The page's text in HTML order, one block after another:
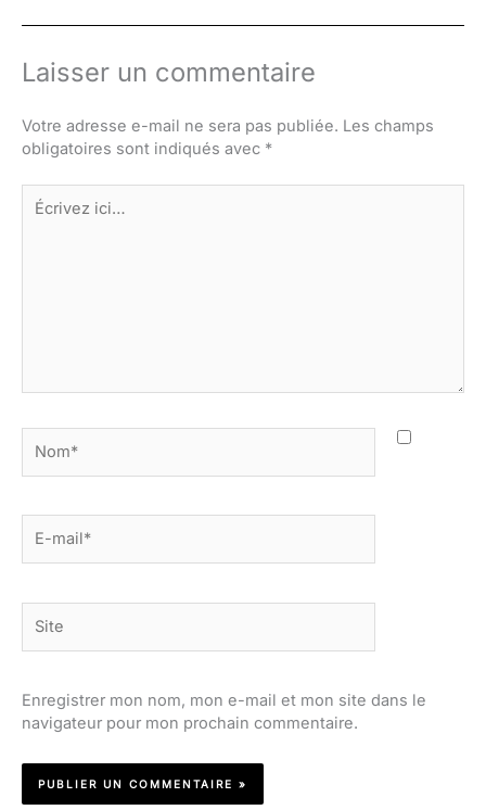
Laisser un commentaire
Votre adresse e-mail ne sera pas publiée. Les champs
obligatoires sont indiqués avec *
Écrivez
ici…
mail*
Enregistrer mon nom, mon e-mail et mon site dans le
navigateur pour mon prochain commentaire.